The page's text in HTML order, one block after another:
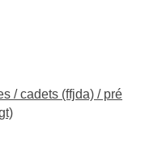
/ cadets (ffjda) / pré